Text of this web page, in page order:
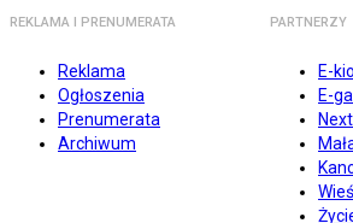
REKLAMA I PRENUMERATA
Reklama
Ogłoszenia
Prenumerata
Archiwum
PARTNERZY
E-
E-